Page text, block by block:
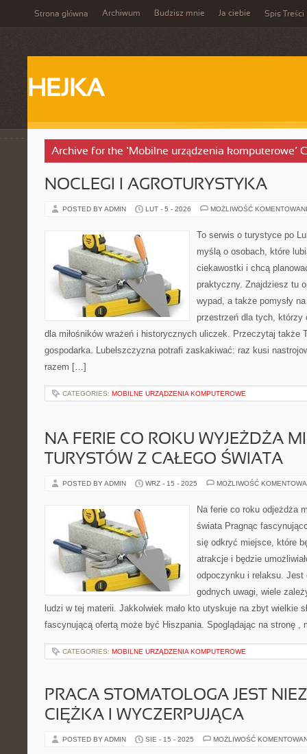
Strona główna Archiwum Budzisz mnie Ja ciebie Spis Treści
HEJKA
Archive for the ‘Mobilne urządzenia komputerowe’
NOCLEGI I AGROTURYSTYKA
POSTED BY ADMIN LUT - 5 - 2026 MOŻLIWOŚĆ
To serwis o turystyce po
myślą o osobach, które
ciekawostki i chcą
praktyczny. Znajdziesz tu
wypad, a także pomysły
przestrzeń dla tych, którzy
dla miłośników wrażeń i historycznych uliczek. Przeczytaj także
gospodarka. Lubelszczyzna potrafi zaskakiwać: raz kusi
razem […]
CATEGORIES: MOBILNE URZĄDZENIA KOMPUTEROWE
NA FERIE CO ROKU WYJEŻDŻA
TURYSTÓW Z CAŁEGO ŚWIATA
POSTED BY ADMIN WRZ - 15 - 2025 MOŻLIWOŚĆ
Na ferie co roku odjeżdża
świata Pragnąc
się odkryć miejsce, które
atrakcje i będzie
odpoczynku i relaksu.
godnych uwagi, wiele
ludzi w tej materii. Jakkolwiek mało kto utyskuje na zbyt wielkie
fascynującą ofertą może być Hiszpania. Spoglądając na stronę
CATEGORIES: MOBILNE URZĄDZENIA KOMPUTEROWE
PRACA STOMATOLOGA JEST
CIĘŻKA I WYCZERPUJĄCA
POSTED BY ADMIN SIE - 15 - 2025 MOŻLIWOŚĆ